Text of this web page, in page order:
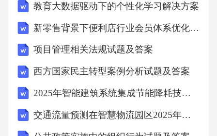
解智能客服中心的发展演化5.了解智能客服的新
岗位及其岗位职责
重点：智能客户服务的优势难点：智能客服中
心的发展演化
332开展智能化客户服务管理规划2.1智能客服部
门组建设计2.2智能客户服务部门流程设计2.3智
教育大数据驱动下的个性化学习解决方案
新零售背景下便利店行业会员体系优化与数据分析报告
项目管理相关法规试题及答案
西方国家民主转型案例分析试题及答案
2025年智能建筑系统集成节能降耗技术应用与市场拓展策略研究报告
交通流量预测在智慧物流园区2025年应用研究报告